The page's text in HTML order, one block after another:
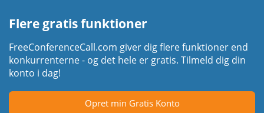
Flere gratis funktioner
FreeConferenceCall.com giver dig flere funktioner end
konkurrenterne - og det hele er gratis. Tilmeld dig din
konto i dag!
Opret min Gratis Konto